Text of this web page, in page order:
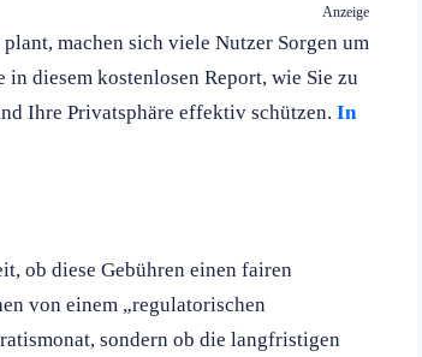
Anzeige
machen sich viele Nutzer Sorgen um
diesem kostenlosen Report, wie Sie zu
Ihre Privatsphäre effektiv schützen. In
ob diese Gebühren einen fairen
von einem „regulatorischen
sondern ob die langfristigen